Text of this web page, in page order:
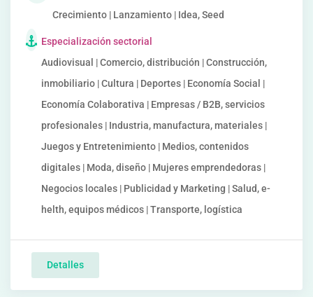
Crecimiento | Lanzamiento | Idea, Seed
Especialización sectorial
Audiovisual | Comercio, distribución | Construcción,
inmobiliario | Cultura | Deportes | Economía Social |
Economía Colaborativa | Empresas / B2B, servicios
profesionales | Industria, manufactura, materiales |
Juegos y Entretenimiento | Medios, contenidos
digitales | Moda, diseño | Mujeres emprendedoras |
Negocios locales | Publicidad y Marketing | Salud, e-
helth, equipos médicos | Transporte, logística
Detalles